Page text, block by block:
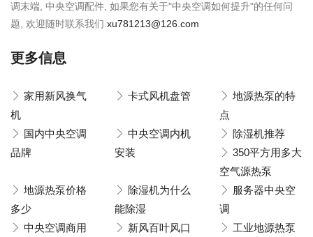
调末端, 中央空调配件, 如果您有关于"中央空调如何提升"的任何问
题, 欢迎随时联系我们. xu781213@126.com
更多信息
家用新风换气
机
卡式风机盘管
地源热泵的特
点
国内中央空调
品牌
中央空调内机
安装
除湿机推荐
350平方用多大
空气源热泵
地源热泵价格
多少
除湿机为什么
能除湿
服务器中央空
调
中央空调商用
新风百叶风口
工业地源热泵